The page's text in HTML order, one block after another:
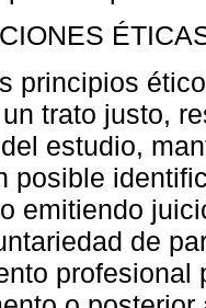
principios
trato justo,
estudio,
posible
emitiendo
de
profesional